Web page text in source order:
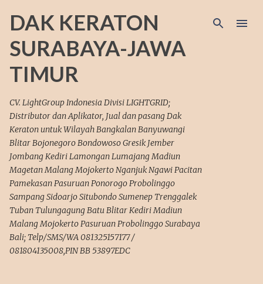
Langsung ke konten utama
DAK KERATON
SURABAYA-JAWA
TIMUR
CV. LightGroup Indonesia Divisi LIGHTGRID;
Distributor dan Aplikator, Jual dan pasang Dak
Keraton untuk Wilayah Bangkalan Banyuwangi
Blitar Bojonegoro Bondowoso Gresik Jember
Jombang Kediri Lamongan Lumajang Madiun
Magetan Malang Mojokerto Nganjuk Ngawi Pacitan
Pamekasan Pasuruan Ponorogo Probolinggo
Sampang Sidoarjo Situbondo Sumenep Trenggalek
Tuban Tulungagung Batu Blitar Kediri Madiun
Malang Mojokerto Pasuruan Probolinggo Surabaya
Bali; Telp/SMS/WA 081325157177 /
081804135008,PIN BB 53897EDC